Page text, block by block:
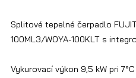
Splitové tepelné čerpadlo
100ML3/WOYA-100KLT s
Vykurovací výkon 9,5 kW pri